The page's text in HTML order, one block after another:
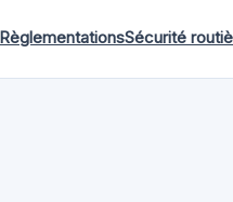
RèglementationsSécurité